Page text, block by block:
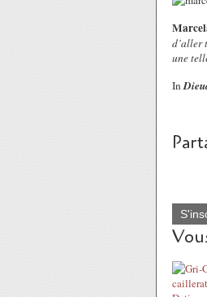
d’aller
une
In